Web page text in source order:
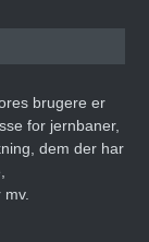
brugere er
for jernbaner,
dem der har